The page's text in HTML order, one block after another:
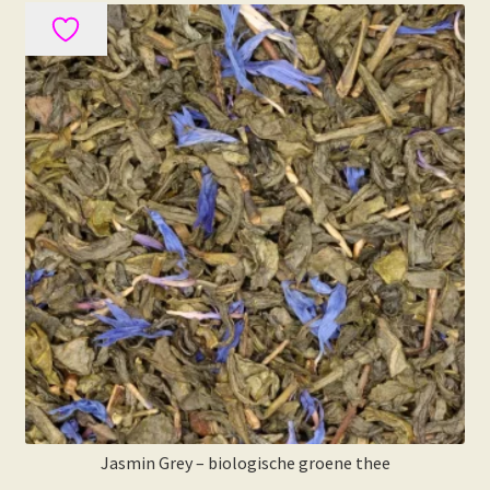
meerdere
variaties.
Deze
optie
kan
gekozen
worden
op
de
productpagina
Jasmin Grey – biologische groene thee